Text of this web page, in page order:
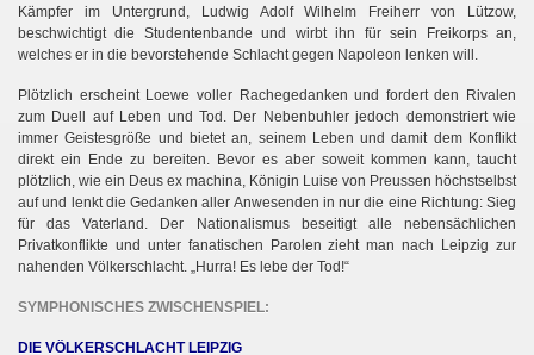
Kämpfer im Untergrund, Ludwig Adolf Wilhelm Freiherr von Lützow,
beschwichtigt die Studentenbande und wirbt ihn für sein Freikorps an,
welches er in die bevorstehende Schlacht gegen Napoleon lenken will.
Plötzlich erscheint Loewe voller Rachegedanken und fordert den Rivalen
zum Duell auf Leben und Tod. Der Nebenbuhler jedoch demonstriert wie
immer Geistesgröße und bietet an, seinem Leben und damit dem Konflikt
direkt ein Ende zu bereiten. Bevor es aber soweit kommen kann, taucht
plötzlich, wie ein Deus ex machina, Königin Luise von Preussen höchstselbst
auf und lenkt die Gedanken aller Anwesenden in nur die eine Richtung: Sieg
für das Vaterland. Der Nationalismus beseitigt alle nebensächlichen
Privatkonflikte und unter fanatischen Parolen zieht man nach Leipzig zur
nahenden Völkerschlacht. „Hurra! Es lebe der Tod!“
SYMPHONISCHES ZWISCHENSPIEL:
DIE VÖLKERSCHLACHT LEIPZIG